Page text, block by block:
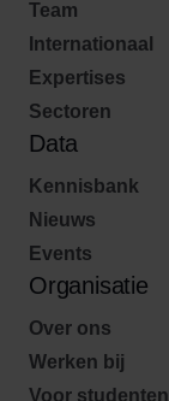
Team
Internationaal
Expertises
Sectoren
Data
Kennisbank
Nieuws
Events
Organisatie
Over ons
Werken bij
Voor studenten